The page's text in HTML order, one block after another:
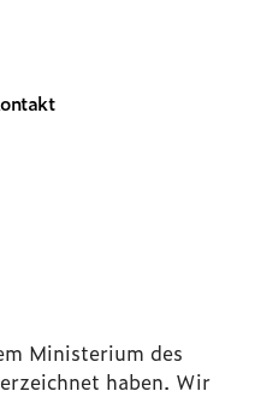
Ministerium des
haben. Wir